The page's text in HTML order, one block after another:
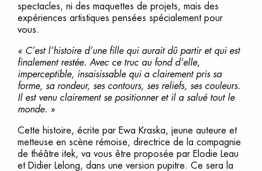
spectacles, ni des maquettes de projets, mais des
expériences artistiques pensées spécialement pour
vous.
« C’est l’histoire d’une fille qui aurait dû partir et qui est
finalement restée. Avec ce truc au fond d’elle,
imperceptible, insaisissable qui a clairement pris sa
forme, sa rondeur, ses contours, ses reliefs, ses couleurs.
Il est venu clairement se positionner et il a salué tout le
monde. »
Cette histoire, écrite par Ewa Kraska, jeune auteure et
metteuse en scène rémoise, directrice de la compagnie
de théâtre itek, va vous être proposée par Elodie Leau
et Didier Lelong, dans une version pupitre. Ce sera la